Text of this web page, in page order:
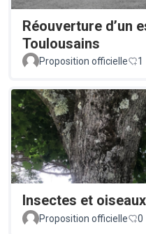
Réouverture d’un
Toulousains
Proposition officielle 1
Insectes et
Proposition officielle
0